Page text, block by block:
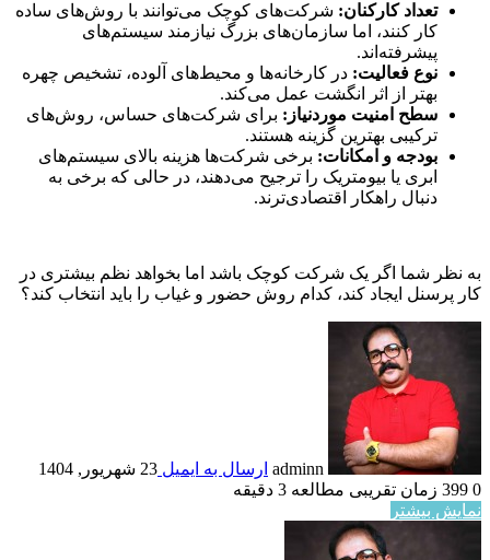
تعداد کارکنان: شرکت‌های کوچک می‌توانند با روش‌های ساده
کار کنند، اما سازمان‌های بزرگ نیازمند سیستم‌های
پیشرفته‌اند.
نوع فعالیت: در کارخانه‌ها و محیط‌های آلوده، تشخیص چهره
بهتر از اثر انگشت عمل می‌کند.
سطح امنیت موردنیاز: برای شرکت‌های حساس، روش‌های
ترکیبی بهترین گزینه هستند.
بودجه و امکانات: برخی شرکت‌ها هزینه بالای سیستم‌های
ابری یا بیومتریک را ترجیح می‌دهند، در حالی که برخی به
دنبال راهکار اقتصادی‌ترند.
به نظر شما اگر یک شرکت کوچک باشد اما بخواهد نظم بیشتری در
کار پرسنل ایجاد کند، کدام روش حضور و غیاب را باید انتخاب کند؟
adminn ارسال به ایمیل 23 شهریور, 1404
0
زمان تقریبی مطالعه 3 دقیقه
نمایش بیشتر